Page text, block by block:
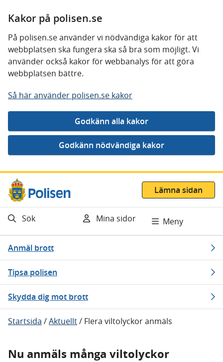
Kakor på polisen.se
På polisen.se använder vi nödvändiga kakor för att
webbplatsen ska fungera ska så bra som möjligt. Vi
använder också kakor för webbanalys för att göra
webbplatsen bättre.
Så här använder polisen.se kakor
Gå direkt till innehåll
Lämna sidan
Sök Mina sidor Meny
Anmäl brott
Tipsa polisen
Skydda dig mot brott
Startsida /Aktuellt/ Flera viltolyckor anmäls
Nu anmäls många viltolyckor